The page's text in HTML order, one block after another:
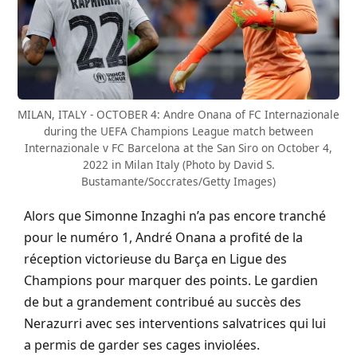
MILAN, ITALY - OCTOBER 4: Andre Onana of FC Internazionale
during the UEFA Champions League match between
Internazionale v FC Barcelona at the San Siro on October 4,
2022 in Milan Italy (Photo by David S.
Bustamante/Soccrates/Getty Images)
Alors que Simonne Inzaghi n’a pas encore tranché
pour le numéro 1, André Onana a profité de la
réception victorieuse du Barça en Ligue des
Champions pour marquer des points. Le gardien
de but a grandement contribué au succès des
Nerazurri avec ses interventions salvatrices qui lui
a permis de garder ses cages inviolées.